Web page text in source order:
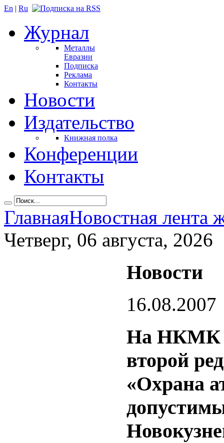
En | Ru
Журнал
Металлы
Евразии
Подписка
Реклама
Контакты
Новости
Издательство
Книжная полка
Конференции
Контакты
ГлавнаяНовостная лента
Четверг, 06 августа, 2026
Новости
16.08.2007
На НКМК
второй
«Охрана